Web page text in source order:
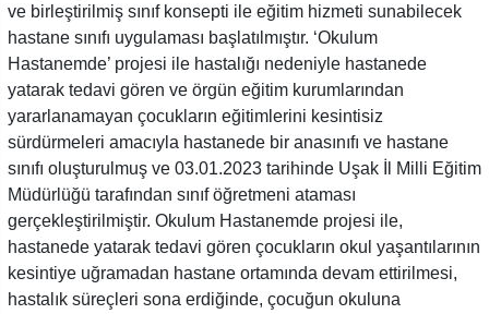
ve birleştirilmiş sınıf konsepti ile eğitim hizmeti sunabilecek
hastane sınıfı uygulaması başlatılmıştır. ‘Okulum
Hastanemde’ projesi ile hastalığı nedeniyle hastanede
yatarak tedavi gören ve örgün eğitim kurumlarından
yararlanamayan çocukların eğitimlerini kesintisiz
sürdürmeleri amacıyla hastanede bir anasınıfı ve hastane
sınıfı oluşturulmuş ve 03.01.2023 tarihinde Uşak İl Milli Eğitim
Müdürlüğü tarafından sınıf öğretmeni ataması
gerçekleştirilmiştir. Okulum Hastanemde projesi ile,
hastanede yatarak tedavi gören çocukların okul yaşantılarının
kesintiye uğramadan hastane ortamında devam ettirilmesi,
hastalık süreçleri sona erdiğinde, çocuğun okuluna